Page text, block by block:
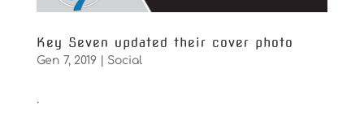
Key Seven updated their cover photo
Gen 7, 2019| Social
.